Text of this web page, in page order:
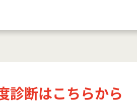
診断はこちらから